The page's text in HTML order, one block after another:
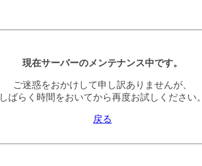
現在サーバーのメンテナンス中です。
ご迷惑をおかけして申し訳ありませんが、
しばらく時間をおいてから再度お試しください。
戻る